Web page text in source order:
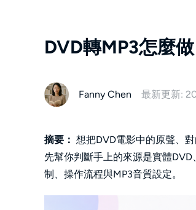
DVD轉MP3怎麼
Fanny Chen 最新更新:
摘要： 想把DVD電影中的原聲、
先幫你判斷手上的來源是實體
制、操作流程與MP3音質設定。